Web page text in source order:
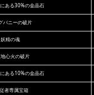
ある30%の金晶石
バニーの破片
妖精の魂
心火の破片
ある10%の金晶石
者専属宝箱